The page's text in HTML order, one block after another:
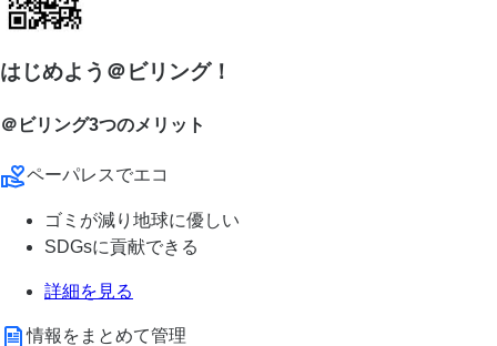
はじめよう＠ビリング！
＠ビリング3つのメリット
ペーパレスでエコ
ゴミが減り地球に優しい
SDGsに貢献できる
詳細を見る
情報をまとめて管理